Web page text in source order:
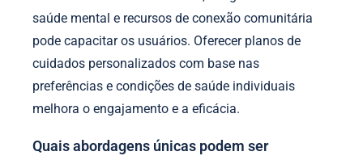
saúde mental e recursos de conexão comunitária
pode capacitar os usuários. Oferecer planos de
cuidados personalizados com base nas
preferências e condições de saúde individuais
melhora o engajamento e a eficácia.
Quais abordagens únicas podem ser